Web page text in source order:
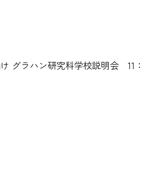
グラハン研究科学校説明会 11：